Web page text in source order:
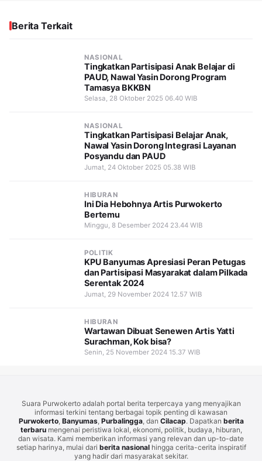
Berita Terkait
NASIONAL
Tingkatkan Partisipasi Anak Belajar di
PAUD, Nawal Yasin Dorong Program
Tamasya BKKBN
Selasa, 28 Oktober 2025 06.40 WIB
NASIONAL
Tingkatkan Partisipasi Belajar Anak,
Nawal Yasin Dorong Integrasi Layanan
Posyandu dan PAUD
Jumat, 24 Oktober 2025 05.38 WIB
HIBURAN
Ini Dia Hebohnya Artis Purwokerto
Bertemu
Minggu, 8 Desember 2024 23.44 WIB
POLITIK
KPU Banyumas Apresiasi Peran Petugas
dan Partisipasi Masyarakat dalam Pilkada
Serentak 2024
Jumat, 29 November 2024 12.57 WIB
HIBURAN
Wartawan Dibuat Senewen Artis Yatti
Surachman, Kok bisa?
Senin, 25 November 2024 15.37 WIB
Suara Purwokerto adalah portal berita terpercaya yang menyajikan
informasi terkini tentang berbagai topik penting di kawasan
Purwokerto, Banyumas, Purbalingga, dan Cilacap. Dapatkan berita
terbarumengenai peristiwa lokal, ekonomi, politik, budaya, hiburan,
dan wisata. Kami memberikan informasi yang relevan dan up-to-date
setiap harinya, mulai dari berita nasionalhingga cerita-cerita inspiratif
yang hadir dari masyarakat sekitar.